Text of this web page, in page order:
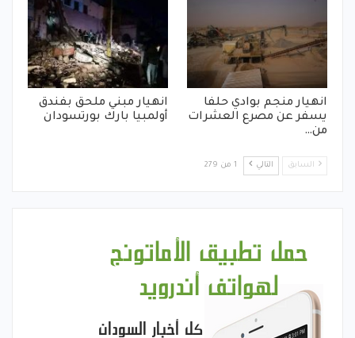
انهيار منجم بوادي حلفا
يسفر عن مصرع العشرات
من…
انهيار مبني ملحق بفندق
أولمبيا بارك بورتسودان
السابق التالي 1 من 279